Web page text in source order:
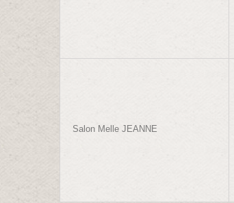
Salon Melle JEANNE